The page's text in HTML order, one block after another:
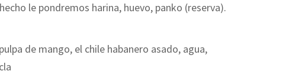
le pondremos harina, huevo, panko (reserva).
de mango, el chile habanero asado, agua,